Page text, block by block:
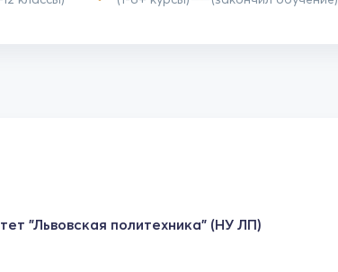
"Львовская политехника" (НУ ЛП)